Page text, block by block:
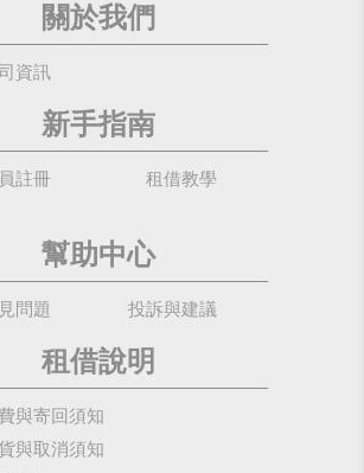
關於我們
資訊
新手指南
註冊 租借教學
幫助中心
問題 投訴與建議
租借說明
與寄回須知
與取消須知